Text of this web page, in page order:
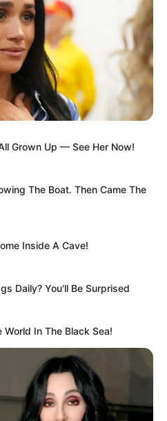
Grown Up — See Her Now!
The Boat. Then Came The
Inside A Cave!
Daily? You'll Be Surprised
In The Black Sea!